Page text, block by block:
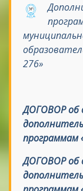
276»
ДОГОВОР об
программам
ДОГОВОР об